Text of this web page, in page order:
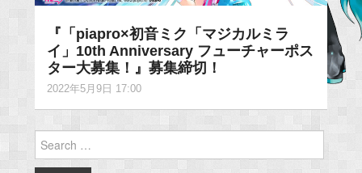
『「piapro×初音ミク「マジカルミラ
イ」10th Anniversary フューチャーポス
ター大募集！』募集締切！
2022年5月9日 17:00
for: